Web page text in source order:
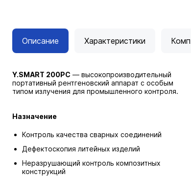
Описание Характеристики
Y.SMART 200PC — высокопроизводительный
портативный рентгеновский аппарат с особым
типом излучения для промышленного контроля.
Назначение
Контроль качества сварных соединений
Дефектоскопия литейных изделий
Неразрушающий контроль композитных
конструкций